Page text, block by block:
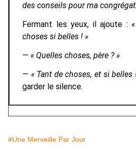
des conseils pour ma
Fermant les yeux, il ajoute :
choses si belles ! »
— « Quelles choses, père ? »
— « Tant de choses, et si belles
garder le silence.
#Une Merveille Par Jour